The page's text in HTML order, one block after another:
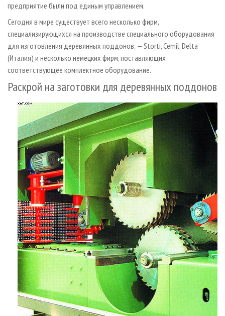
предприятие были под единым управлением.
Сегодня в мире существует всего несколько фирм,
специализирующихся на производстве специального оборудования
для изготовления деревянных поддонов, — Storti, Cemil, Delta
(Италия) и несколько немецких фирм, поставляющих
соответствующее комплектное оборудование.
Раскрой на заготовки для деревянных поддонов